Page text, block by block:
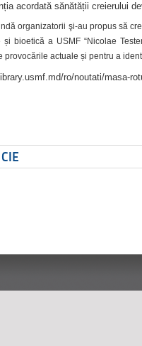
acordată sănătății creierului
organizatorii şi-au propus să
și bioetică a USMF “Nicolae
provocările actuale și pentru a
ro/noutati/masa-